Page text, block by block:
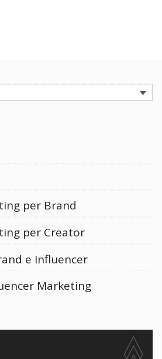
per Brand
per Creator
e Influencer
Marketing